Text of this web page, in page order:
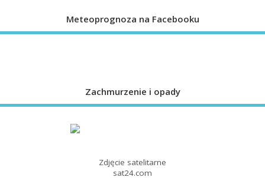
Meteoprognoza na Facebooku
Zachmurzenie i opady
Zdjęcie satelitarne
sat24.com